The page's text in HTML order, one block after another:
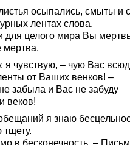
осыпались, смыты и
лентах слова.
для целого мира Вы
мертва.
я чувствую, – чую Вас
от Ваших венков! –
забыла и Вас не забуду
веков!
я знаю
в бесконечность. –